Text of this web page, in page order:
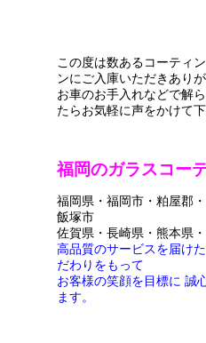
この度は数あるコーティ
ンにご入庫いただきあり
お車のお手入れなどで解
たらお気軽に声をかけて下
福岡のガラスコー
福岡県・福岡市・粕屋郡
飯塚市
佐賀県・長崎県・熊本県
高品質のサービスを届け
だわりをもって
お客様の笑顔を目標に 誠
ます。